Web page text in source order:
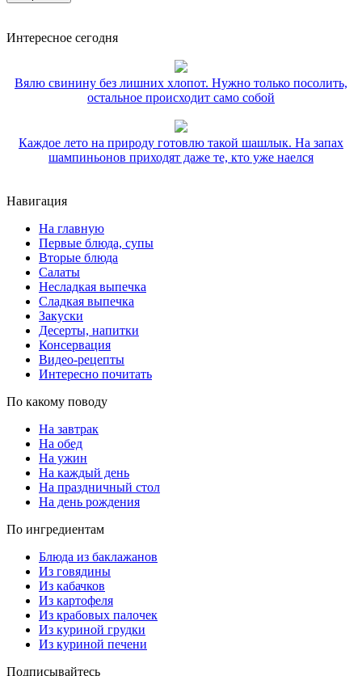
Интересное сегодня
Вялю свинину без лишних хлопот. Нужно только посолить,
остальное происходит само собой
Каждое лето на природу готовлю такой шашлык. На запах
шампиньонов приходят даже те, кто уже наелся
Навигация
На главную
Первые блюда, супы
Вторые блюда
Салаты
Несладкая выпечка
Сладкая выпечка
Закуски
Десерты, напитки
Консервация
Видео-рецепты
Интересно почитать
По какому поводу
На завтрак
На обед
На ужин
На каждый день
На праздничный стол
На день рождения
По ингредиентам
Блюда из баклажанов
Из говядины
Из кабачков
Из картофеля
Из крабовых палочек
Из куриной грудки
Из куриной печени
Подписывайтесь